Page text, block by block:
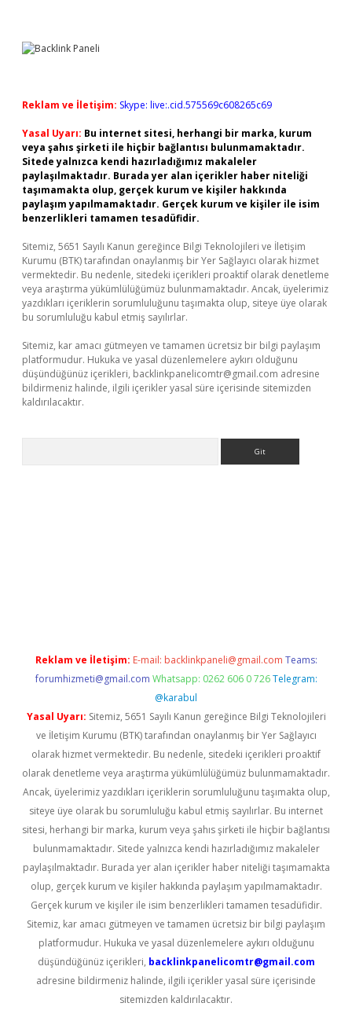
Reklam ve İletişim: Skype: live:.cid.575569c608265c69
Yasal Uyarı: Bu internet sitesi, herhangi bir marka, kurum
veya şahıs şirketi ile hiçbir bağlantısı bulunmamaktadır.
Sitede yalnızca kendi hazırladığımız makaleler
paylaşılmaktadır. Burada yer alan içerikler haber niteliği
taşımamakta olup, gerçek kurum ve kişiler hakkında
paylaşım yapılmamaktadır. Gerçek kurum ve kişiler ile isim
benzerlikleri tamamen tesadüfidir.
Sitemiz, 5651 Sayılı Kanun gereğince Bilgi Teknolojileri ve İletişim
Kurumu (BTK) tarafından onaylanmış bir Yer Sağlayıcı olarak hizmet
vermektedir. Bu nedenle, sitedeki içerikleri proaktif olarak denetleme
veya araştırma yükümlülüğümüz bulunmamaktadır. Ancak, üyelerimiz
yazdıkları içeriklerin sorumluluğunu taşımakta olup, siteye üye olarak
bu sorumluluğu kabul etmiş sayılırlar.
Sitemiz, kar amacı gütmeyen ve tamamen ücretsiz bir bilgi paylaşım
platformudur. Hukuka ve yasal düzenlemelere aykırı olduğunu
düşündüğünüz içerikleri, backlinkpanelicomtr@gmail.com adresine
bildirmeniz halinde, ilgili içerikler yasal süre içerisinde sitemizden
kaldırılacaktır.
Reklam ve İletişim: E-mail: backlinkpaneli@gmail.com Teams:
forumhizmeti@gmail.com Whatsapp: 0262 606 0 726 Telegram:
@karabul
Yasal Uyarı: Sitemiz, 5651 Sayılı Kanun gereğince Bilgi Teknolojileri
ve İletişim Kurumu (BTK) tarafından onaylanmış bir Yer Sağlayıcı
olarak hizmet vermektedir. Bu nedenle, sitedeki içerikleri proaktif
olarak denetleme veya araştırma yükümlülüğümüz bulunmamaktadır.
Ancak, üyelerimiz yazdıkları içeriklerin sorumluluğunu taşımakta olup,
siteye üye olarak bu sorumluluğu kabul etmiş sayılırlar. Bu internet
sitesi, herhangi bir marka, kurum veya şahıs şirketi ile hiçbir bağlantısı
bulunmamaktadır. Sitede yalnızca kendi hazırladığımız makaleler
paylaşılmaktadır. Burada yer alan içerikler haber niteliği taşımamakta
olup, gerçek kurum ve kişiler hakkında paylaşım yapılmamaktadır.
Gerçek kurum ve kişiler ile isim benzerlikleri tamamen tesadüfidir.
Sitemiz, kar amacı gütmeyen ve tamamen ücretsiz bir bilgi paylaşım
platformudur. Hukuka ve yasal düzenlemelere aykırı olduğunu
düşündüğünüz içerikleri, backlinkpanelicomtr@gmail.com
adresine bildirmeniz halinde, ilgili içerikler yasal süre içerisinde
sitemizden kaldırılacaktır.